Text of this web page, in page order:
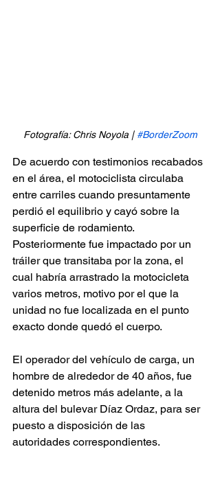
Fotografía: Chris Noyola | #BorderZoom
De acuerdo con testimonios recabados
en el área, el motociclista circulaba
entre carriles cuando presuntamente
perdió el equilibrio y cayó sobre la
superficie de rodamiento.
Posteriormente fue impactado por un
tráiler que transitaba por la zona, el
cual habría arrastrado la motocicleta
varios metros, motivo por el que la
unidad no fue localizada en el punto
exacto donde quedó el cuerpo.
El operador del vehículo de carga, un
hombre de alrededor de 40 años, fue
detenido metros más adelante, a la
altura del bulevar Díaz Ordaz, para ser
puesto a disposición de las
autoridades correspondientes.